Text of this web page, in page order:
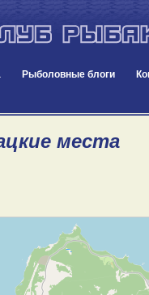
Рыболовные блоги
места